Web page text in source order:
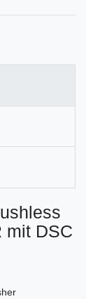
mit DSC